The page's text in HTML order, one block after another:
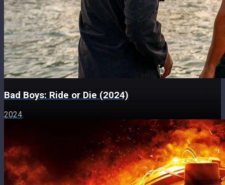
Bad Boys: Ride or Die (2024)
2024